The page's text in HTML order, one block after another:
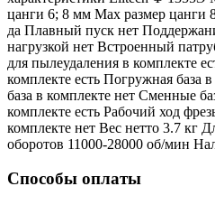
цанги 6; 8 мм Мах размер цанги
да Плавный пуск нет
нагрузкой нет Встроенный
для пылеудаления в комплекте
комплекте есть Погружная база
база в комплекте нет Сменные
комплекте есть Рабочий ход
комплекте нет Вес нетто 3.7 кг
оборотов 11000-28000 об/мин
Способы оплаты